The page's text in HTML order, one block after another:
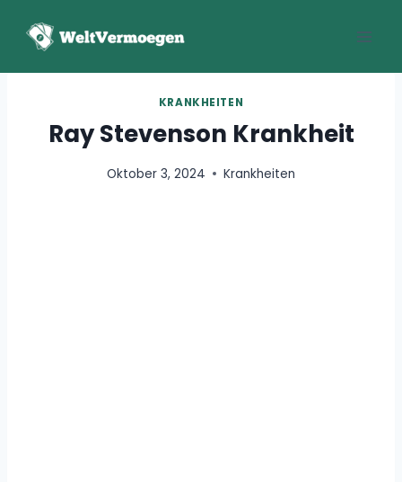
Inhalt
KRANKHEITEN
Ray Stevenson Krankheit
Oktober 3, 2024 Krankheiten